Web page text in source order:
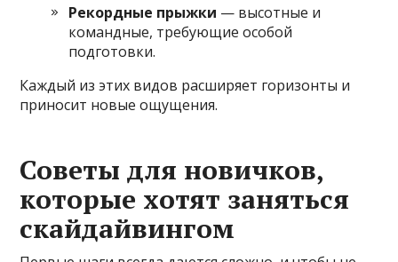
Рекордные прыжки — высотные и
командные, требующие особой
подготовки.
Каждый из этих видов расширяет горизонты и
приносит новые ощущения.
Советы для новичков,
которые хотят заняться
скайдайвингом